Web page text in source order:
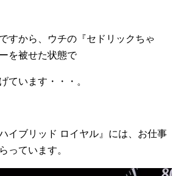
すから、ウチの『セドリックちゃ
を被せた状態で
ています・・・。
イブリッド ロイヤル』には、お仕事
っています。